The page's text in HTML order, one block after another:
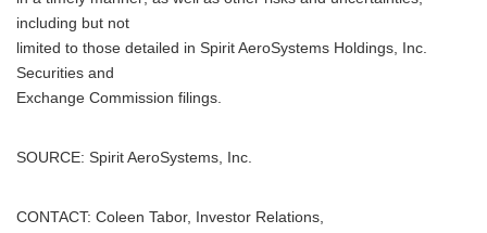
including but not
limited to those detailed in Spirit AeroSystems Holdings, Inc.
Securities and
Exchange Commission filings.
SOURCE: Spirit AeroSystems, Inc.
CONTACT: Coleen Tabor, Investor Relations,